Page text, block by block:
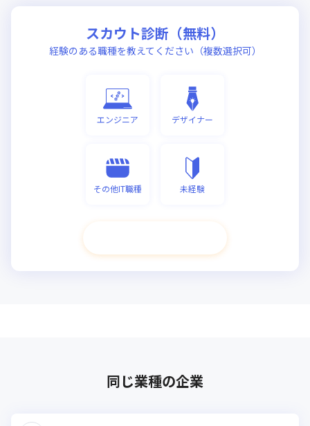
スカウト診断（無料）
経験のある職種を教えてください（複数選択可）
エンジニア デザイナー
その他IT職種 未経験
同じ業種の企業